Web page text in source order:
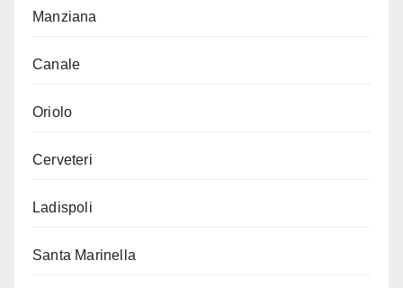
Manziana
Canale
Oriolo
Cerveteri
Ladispoli
Santa Marinella